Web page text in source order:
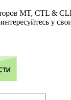
MT, CTL &
у